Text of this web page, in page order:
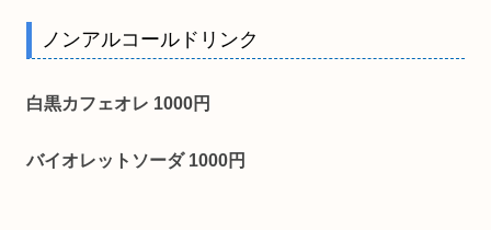
ノンアルコールドリンク
白黒カフェオレ 1000円
バイオレットソーダ 1000円